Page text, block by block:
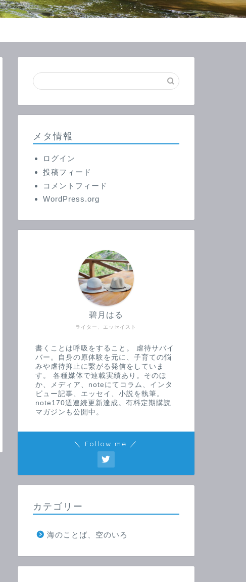
メタ情報
ログイン
投稿フィード
コメントフィード
WordPress.org
ライター、エッセイスト
碧月はる
書くことは呼吸をすること。 虐待サバイ
バー。自身の原体験を元に、子育ての悩
みや虐待抑止に繋がる発信をしていま
す。 各種媒体で連載実績あり。そのほ
か、メディア、noteにてコラム、インタ
ビュー記事、エッセイ、小説を執筆。
note170週連続更新達成。有料定期購読
マガジンも公開中。
＼ Follow me ／
カテゴリー
海のことば、空のいろ